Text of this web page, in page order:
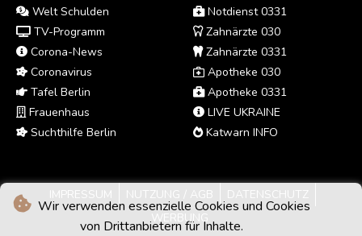
Wir verwenden essenzielle Cookies und Cookies
von Drittanbietern für Inhalte.
Welt Schulden
TV-Programm
Corona-News
Coronavirus
Tafel Berlin
Frauenhaus
Suchthilfe Berlin
Notdienst 0331
Zahnärzte 030
Zahnärzte 0331
Apotheke 030
Apotheke 0331
LIVE UKRAINE
Katwarn INFO
IMPRESSUM NUTZUNG / AGB
DATENSCHUTZ
WERBUNG